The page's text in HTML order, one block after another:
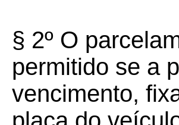
§ 2º O
permitido se a
vencimento,